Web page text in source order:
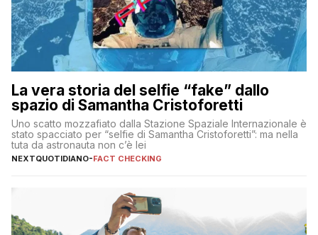
La vera storia del selfie “fake” dallo
spazio di Samantha Cristoforetti
Uno scatto mozzafiato dalla Stazione Spaziale Internazionale è
stato spacciato per “selfie di Samantha Cristoforetti”: ma nella
tuta da astronauta non c’è lei
NEXTQUOTIDIANO-FACT CHECKING